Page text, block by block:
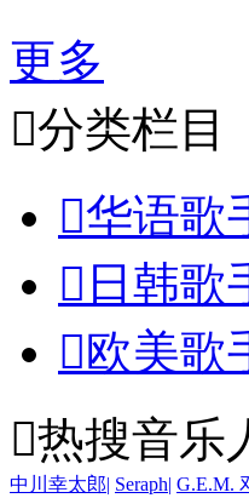
更多
分类栏目
华语歌
 日韩歌
欧美歌
热搜音乐
中川幸太郎| Seraph| G.E.M.